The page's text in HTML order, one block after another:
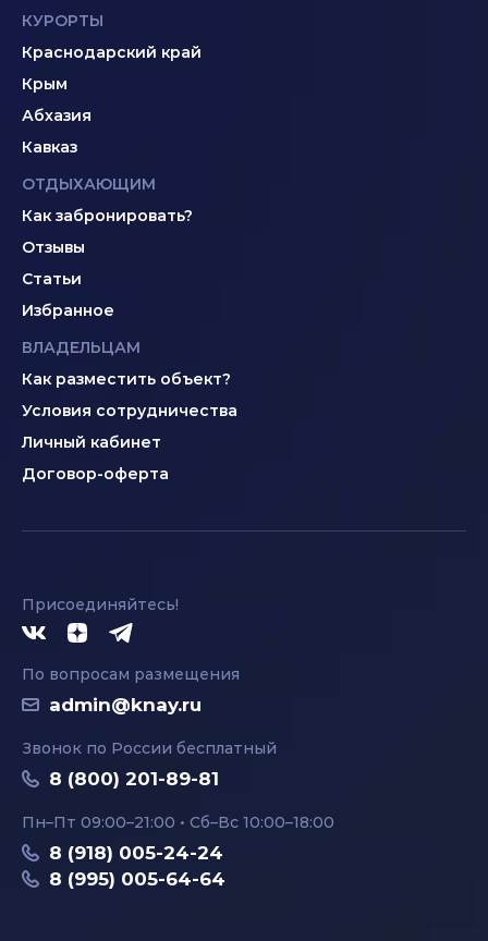
КУРОРТЫ
Краснодарский край
Крым
Абхазия
Кавказ
ОТДЫХАЮЩИМ
Как забронировать?
Отзывы
Статьи
Избранное
ВЛАДЕЛЬЦАМ
Как разместить объект?
Условия сотрудничества
Личный кабинет
Договор-оферта
Присоединяйтесь!
По вопросам размещения
admin@knay.ru
Звонок по России бесплатный
8 (800) 201-89-81
Пн–Пт 09:00–21:00 • Сб–Вс 10:00–18:00
8 (918) 005-24-24
8 (995) 005-64-64